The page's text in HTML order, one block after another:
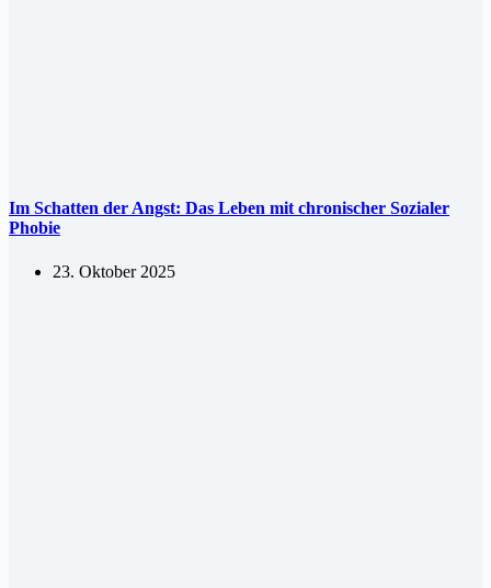
Im Schatten der Angst: Das Leben mit chronischer Sozialer
Phobie
23. Oktober 2025